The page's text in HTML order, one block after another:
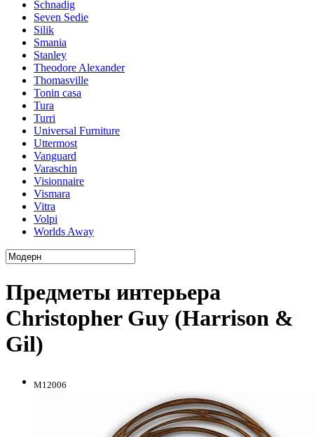
Schnadig
Seven Sedie
Silik
Smania
Stanley
Theodore Alexander
Thomasville
Tonin casa
Tura
Turri
Universal Furniture
Uttermost
Vanguard
Varaschin
Visionnaire
Vismara
Vitra
Volpi
Worlds Away
Предметы интерьера
Christopher Guy (Harrison &
Gil)
M12006